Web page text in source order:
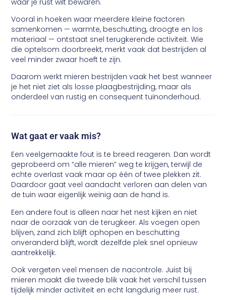
Vooral in hoeken waar meerdere kleine factoren
samenkomen — warmte, beschutting, droogte en los
materiaal — ontstaat snel terugkerende activiteit. Wie
die optelsom doorbreekt, merkt vaak dat bestrijden al
veel minder zwaar hoeft te zijn.
Daarom werkt mieren bestrijden vaak het best wanneer
je het niet ziet als losse plaagbestrijding, maar als
onderdeel van rustig en consequent tuinonderhoud.
Wat gaat er vaak mis?
Een veelgemaakte fout is te breed reageren. Dan wordt
geprobeerd om “alle mieren” weg te krijgen, terwijl de
echte overlast vaak maar op één of twee plekken zit.
Daardoor gaat veel aandacht verloren aan delen van
de tuin waar eigenlijk weinig aan de hand is.
Een andere fout is alleen naar het nest kijken en niet
naar de oorzaak van de terugkeer. Als voegen open
blijven, zand zich blijft ophopen en beschutting
onveranderd blijft, wordt dezelfde plek snel opnieuw
aantrekkelijk.
Ook vergeten veel mensen de nacontrole. Juist bij
mieren maakt die tweede blik vaak het verschil tussen
tijdelijk minder activiteit en echt langdurig meer rust.